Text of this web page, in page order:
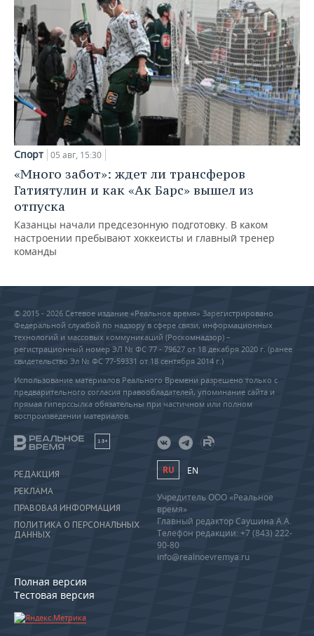
Спорт 05 авг, 15:30
«Много забот»: ждет ли трансферов
Гатиятулин и как «Ак Барс» вышел из
отпуска
Казанцы начали предсезонную подготовку. В каком
настроении пребывают хоккеисты и главный тренер
команды
© 2015 - 2026 Сетевое издание «Реальное время» Зарегистрировано
Федеральной службой по надзору в сфере связи, информационных
технологий и массовых коммуникаций (Роскомнадзор) –
регистрационный номер ЭЛ № ФС 77 - 79627 от 18 декабря 2020 г. (ранее
свидетельство Эл № ФС 77-59331 от 18 сентября 2014 г.)
Использование материалов Реального Времени разрешено только с
предварительного согласия правообладателей, упоминание сайта и
прямая гиперссылка обязательны при частичном или полном
воспроизведении материалов.
18+
РЕДАКЦИЯ
РЕКЛАМА
ПРАВОВАЯ ИНФОРМАЦИЯ
ПОЛИТИКА О ПЕРСОНАЛЬНЫХ
ДАННЫХ
Полная версия
Тестовая версия
RU EN
Учредитель ООО «Реальное
время»
Главный редактор Саушина А.А.
Телефон редакции: +7 (843) 222-
90-80
info@realnoevremya.ru